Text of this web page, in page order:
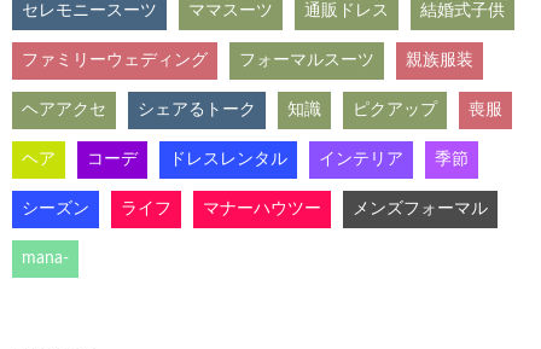
セレモニースーツ ママスーツ 通販ドレス 結婚式子供
ファミリーウェディング フォーマルスーツ 親族服装
ヘアアクセ シェアるトーク 知識 ピクアップ 喪服
ヘア コーデ ドレスレンタル インテリア 季節
シーズン ライフ マナーハウツー メンズフォーマル
mana-